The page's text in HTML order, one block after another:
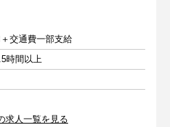
交通費一部支給
時間以上
求人一覧を見る